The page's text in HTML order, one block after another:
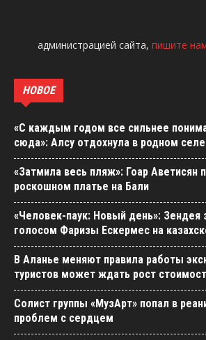
администрацией сайта, пишите
НОВОЕ
«С каждым годом все сильнее
сюда»: Алсу отдохнула в родном
«Затмила весь пляж»: Гоар Аветисян
роскошном платье на Бали
«Человек-паук: Новый день»: Зендея
голосом Фаризы Ескермес на
В Аланье меняют правила работы
туристов может ждать рост
Солист группы «МузАрт» попал в
проблем с сердцем